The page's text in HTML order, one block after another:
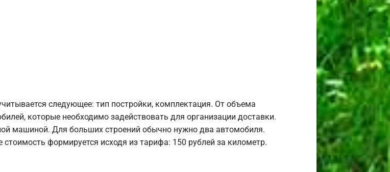
следующее: тип постройки, комплектация. От объема
которые необходимо задействовать для организации доставки.
машиной. Для больших строений обычно нужно два автомобиля.
формируется исходя из тарифа: 150 рублей за километр.